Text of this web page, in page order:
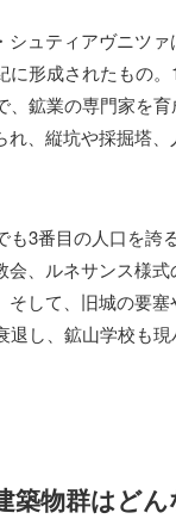
ュティアヴニツァ
形成されたもの。
、鉱業の専門家を
、縦坑や採掘塔、
3番目の人口を誇
、ルネサンス様
して、旧城の要塞
退し、鉱山学校も
築物群はど